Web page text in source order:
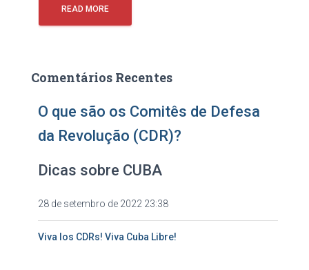
READ MORE
Comentários Recentes
O que são os Comitês de Defesa
da Revolução (CDR)?
Dicas sobre CUBA
28 de setembro de 2022 23:38
Viva los CDRs! Viva Cuba Libre!